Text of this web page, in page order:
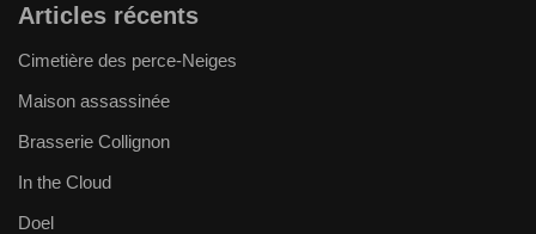
Articles récents
Cimetière des perce-Neiges
Maison assassinée
Brasserie Collignon
In the Cloud
Doel